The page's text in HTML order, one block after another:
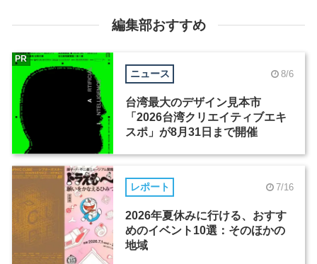
編集部おすすめ
ニュース 8/6
台湾最大のデザイン見本市
「2026台湾クリエイティブエキ
スポ」が8月31日まで開催
PR
レポート 7/16
2026年夏休みに行ける、おすす
めのイベント10選：そのほかの
地域